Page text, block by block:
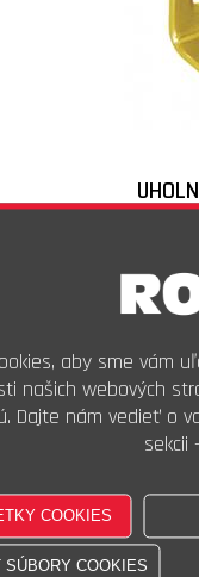
aby sme vám
našich webových
Dajte nám vedieť o
sekcii -